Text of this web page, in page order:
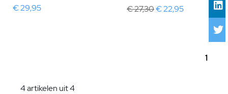
€ 29,95 € 27,30€ 22,95
1
4 artikelen uit 4